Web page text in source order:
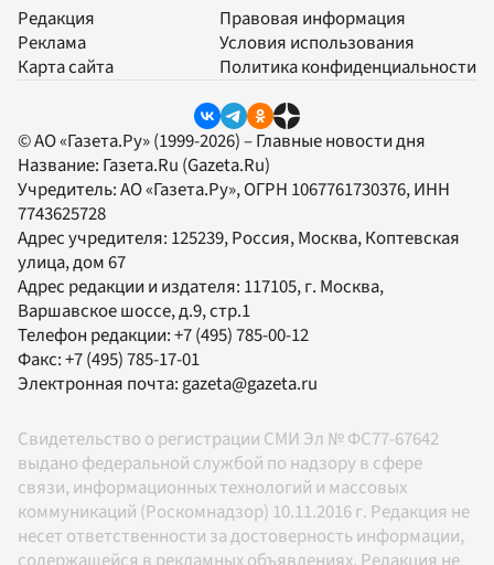
Редакция
Реклама
Карта сайта
Правовая информация
Условия использования
Политика конфиденциальности
© АО «Газета.Ру» (1999-2026) – Главные новости дня
Название: Газета.Ru (Gazeta.Ru)
Учредитель:АО «Газета.Ру», ОГРН 1067761730376, ИНН
7743625728
Адрес учредителя: 125239, Россия, Москва, Коптевская
улица, дом 67
Адрес редакции и издателя: 117105, г. Москва,
Варшавское шоссе, д.9, стр.1
Телефон редакции:+7 (495) 785-00-12
Факс:+7 (495) 785-17-01
Электронная почта: gazeta@gazeta.ru
Свидетельство о регистрации СМИ Эл № ФС77-67642
выдано федеральной службой по надзору в сфере
связи, информационных технологий и массовых
коммуникаций (Роскомнадзор) 10.11.2016 г. Редакция не
несет ответственности за достоверность информации,